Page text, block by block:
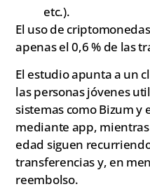
etc.).
El uso de
apenas el 0,6 % de las
El estudio apunta a un
las personas jóvenes
sistemas como Bizum y
mediante app,
edad siguen
transferencias y, en
reembolso.